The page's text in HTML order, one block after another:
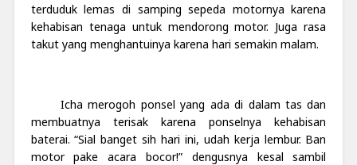
terduduk lemas di samping sepeda motornya karena
kehabisan tenaga untuk mendorong motor. Juga rasa
takut yang menghantuinya karena hari semakin malam.
Icha merogoh ponsel yang ada di dalam tas dan
membuatnya terisak karena ponselnya kehabisan
baterai. “Sial banget sih hari ini, udah kerja lembur. Ban
motor pake acara bocor!” dengusnya kesal sambil